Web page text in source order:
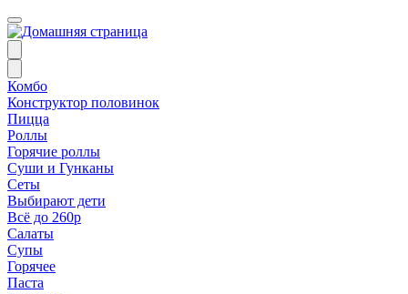
Комбо
Конструктор половинок
Пицца
Роллы
Горячие роллы
Суши и Гунканы
Сеты
Выбирают дети
Всё до 260р
Салаты
Супы
Горячее
Паста